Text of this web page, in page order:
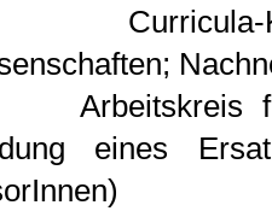
für
eines